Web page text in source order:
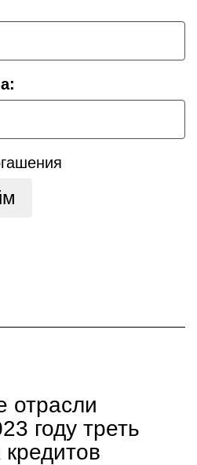
отрасли
году треть
кредитов